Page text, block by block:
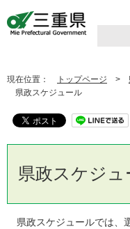
現在位置： トップページ >
県政スケジュール
県政スケジュ
県政スケジュールでは、